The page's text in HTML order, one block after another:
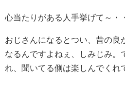
心当たりがある人手挙げて～・
おじさんになるとつい、昔の良
なるんですよねぇ、しみじみ。
れ、聞いてる側は楽しんでくれ